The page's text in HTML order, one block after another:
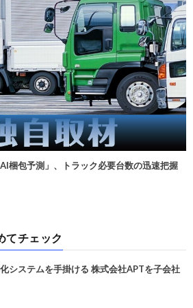
梱包予測」、トラック必要台数の迅速把握
てチェック
システムを手掛ける 株式会社APTを子会社